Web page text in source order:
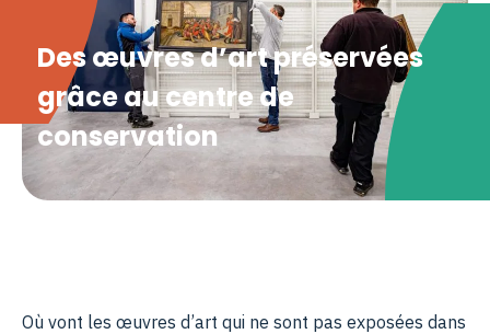
Des œuvres d’art préservées
grâce au centre de
conservation
Où vont les œuvres d’art qui ne sont pas exposées dans